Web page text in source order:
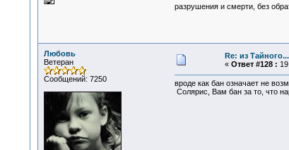
разрушения и смерти, без
Любовь
Ветеран
Сообщений: 7250
Re: из Тайного...
« Ответ #128 :
вроде как бан означает не
Солярис, Вам бан за то, что